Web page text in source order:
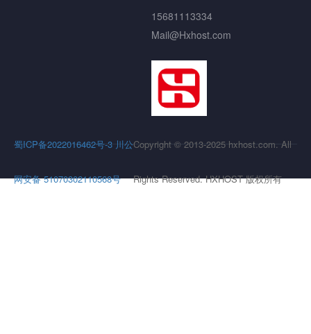
15681113334
Mail@Hxhost.com
蜀ICP备2022016462号-3 川公
网安备 51070302110568号
Copyright © 2013-2025 hxhost.com. All
Rights Reserved. HXHOST 版权所有